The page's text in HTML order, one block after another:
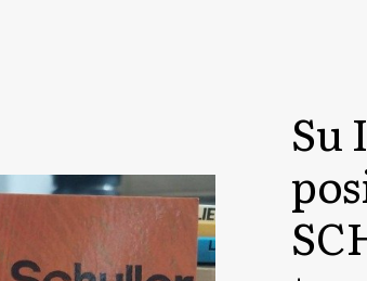
Su